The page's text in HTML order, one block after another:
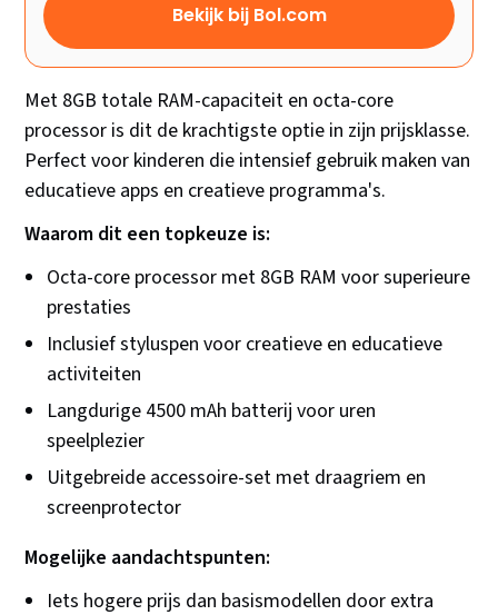
Bekijk bij Bol.com
Met 8GB totale RAM-capaciteit en octa-core
processor is dit de krachtigste optie in zijn prijsklasse.
Perfect voor kinderen die intensief gebruik maken van
educatieve apps en creatieve programma's.
Waarom dit een topkeuze is:
Octa-core processor met 8GB RAM voor superieure
prestaties
Inclusief styluspen voor creatieve en educatieve
activiteiten
Langdurige 4500 mAh batterij voor uren
speelplezier
Uitgebreide accessoire-set met draagriem en
screenprotector
Mogelijke aandachtspunten:
Iets hogere prijs dan basismodellen door extra